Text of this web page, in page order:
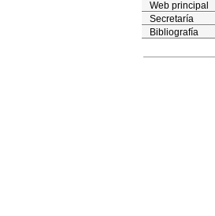
Web principal
Secretaría
Bibliografía